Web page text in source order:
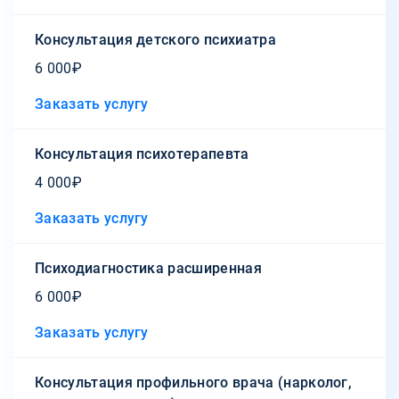
Консультация детского психиатра
6 000₽
Заказать услугу
Консультация психотерапевта
4 000₽
Заказать услугу
Психодиагностика расширенная
6 000₽
Заказать услугу
Консультация профильного врача (нарколог,